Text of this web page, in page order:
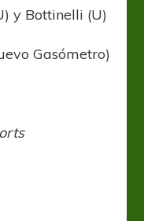
y Bottinelli (U)
Gasómetro)